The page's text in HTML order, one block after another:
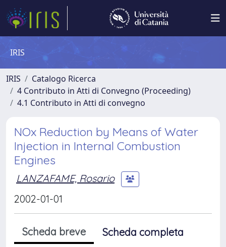
IRIS
IRIS
Catalogo Ricerca
4 Contributo in Atti di Convegno (Proceeding)
4.1 Contributo in Atti di convegno
NOx Reduction by Means of Water
Injection in Internal Combustion
Engines
LANZAFAME, Rosario
2002-01-01
Scheda breve
Scheda completa